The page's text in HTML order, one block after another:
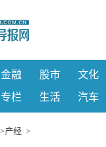
金融 股市 文化
专栏 生活 汽车
>产经 >